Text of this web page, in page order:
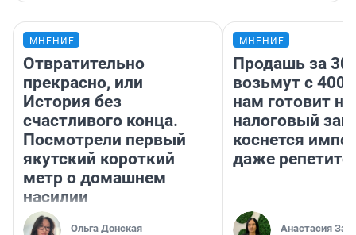
МНЕНИЕ
Отвратительно
прекрасно, или
История без
счастливого конца.
Посмотрели первый
якутский короткий
метр о домашнем
насилии
Ольга Донская
МНЕНИЕ
Продашь за
возьмут с
нам готовит
налоговый
коснется
даже
Анастасия